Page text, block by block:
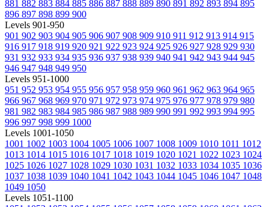
881 882 883 884 885 886 887 888 889 890 891 892 893 894 895
896 897 898 899 900
Levels 901-950
901 902 903 904 905 906 907 908 909 910 911 912 913 914 915
916 917 918 919 920 921 922 923 924 925 926 927 928 929 930
931 932 933 934 935 936 937 938 939 940 941 942 943 944 945
946 947 948 949 950
Levels 951-1000
951 952 953 954 955 956 957 958 959 960 961 962 963 964 965
966 967 968 969 970 971 972 973 974 975 976 977 978 979 980
981 982 983 984 985 986 987 988 989 990 991 992 993 994 995
996 997 998 999 1000
Levels 1001-1050
1001 1002 1003 1004 1005 1006 1007 1008 1009 1010 1011 1012
1013 1014 1015 1016 1017 1018 1019 1020 1021 1022 1023 1024
1025 1026 1027 1028 1029 1030 1031 1032 1033 1034 1035 1036
1037 1038 1039 1040 1041 1042 1043 1044 1045 1046 1047 1048
1049 1050
Levels 1051-1100